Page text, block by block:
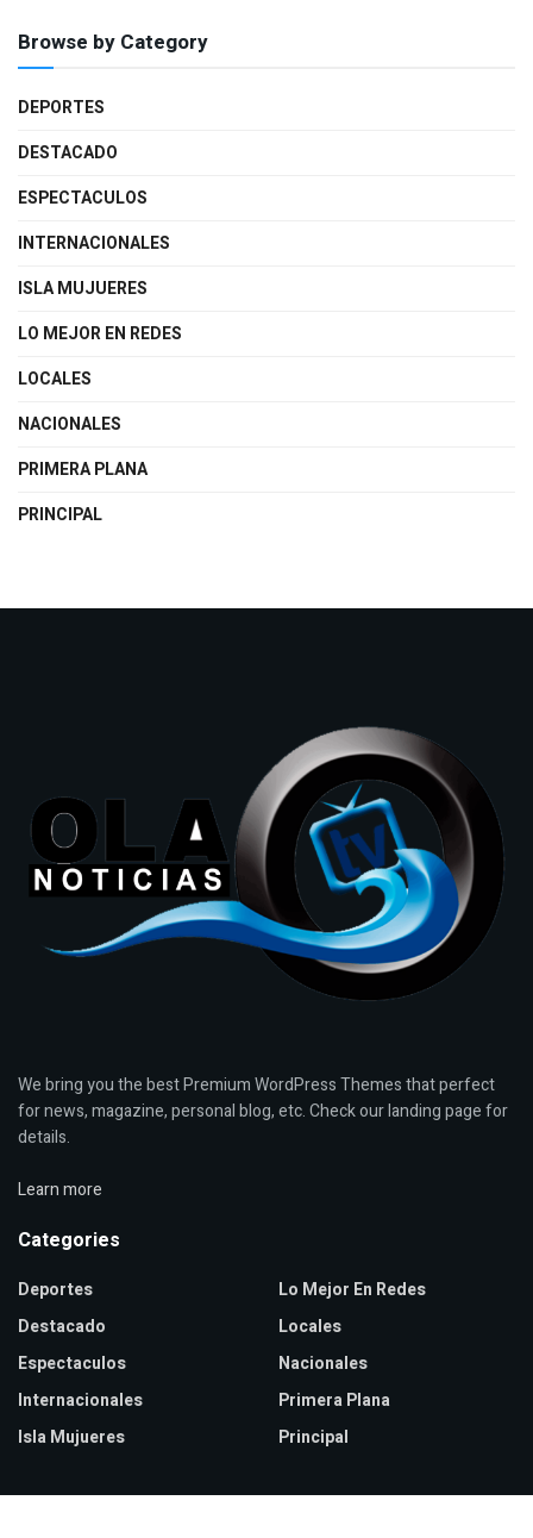
Browse by Category
DEPORTES
DESTACADO
ESPECTACULOS
INTERNACIONALES
ISLA MUJUERES
LO MEJOR EN REDES
LOCALES
NACIONALES
PRIMERA PLANA
PRINCIPAL
We bring you the best Premium WordPress Themes that perfect
for news, magazine, personal blog, etc. Check our landing page for
details.
Learn more
Categories
Deportes
Destacado
Espectaculos
Internacionales
Isla Mujueres
Lo Mejor En Redes
Locales
Nacionales
Primera Plana
Principal